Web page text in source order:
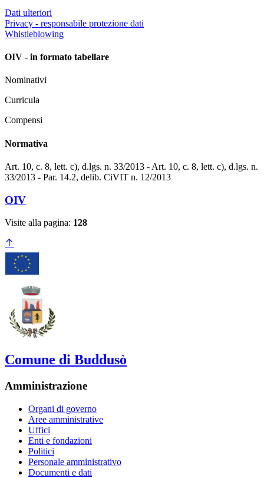
Dati ulteriori
Privacy - responsabile protezione dati
Whistleblowing
OIV - in formato tabellare
Nominativi
Curricula
Compensi
Normativa
Art. 10, c. 8, lett. c), d.lgs. n. 33/2013 - Art. 10, c. 8, lett. c), d.lgs. n.
33/2013 - Par. 14.2, delib. CiVIT n. 12/2013
OIV
Visite alla pagina: 128
Comune di Buddusò
Amministrazione
Organi di governo
Aree amministrative
Uffici
Enti e fondazioni
Politici
Personale amministrativo
Documenti e dati